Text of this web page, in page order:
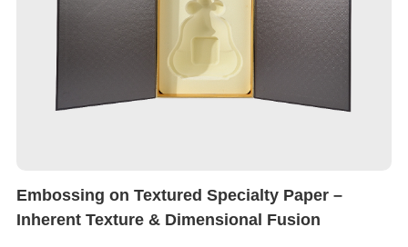
Embossing on Textured Specialty Paper –
Inherent Texture & Dimensional Fusion